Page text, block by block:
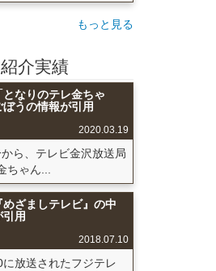
もっと見る
介実績
なりのテレ金ちゃ
ぼうの情報が引用
2020.03.19
ら、テレビ金沢放送局
ゃん...
ざましテレビ』の中
用
2018.07.10
放送されたフジテレ